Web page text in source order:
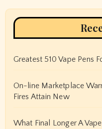
Greatest 510 Vape Pens
On-line Marketplace
Fires Attain New
What Final Longer A